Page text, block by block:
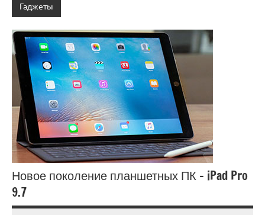
Гаджеты
Новое поколение планшетных ПК – iPad Pro
9.7